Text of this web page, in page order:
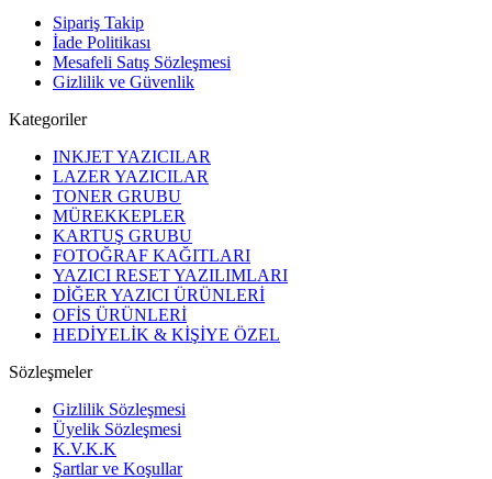
Sipariş Takip
İade Politikası
Mesafeli Satış Sözleşmesi
Gizlilik ve Güvenlik
Kategoriler
INKJET YAZICILAR
LAZER YAZICILAR
TONER GRUBU
MÜREKKEPLER
KARTUŞ GRUBU
FOTOĞRAF KAĞITLARI
YAZICI RESET YAZILIMLARI
DİĞER YAZICI ÜRÜNLERİ
OFİS ÜRÜNLERİ
HEDİYELİK & KİŞİYE ÖZEL
Sözleşmeler
Gizlilik Sözleşmesi
Üyelik Sözleşmesi
K.V.K.K
Şartlar ve Koşullar